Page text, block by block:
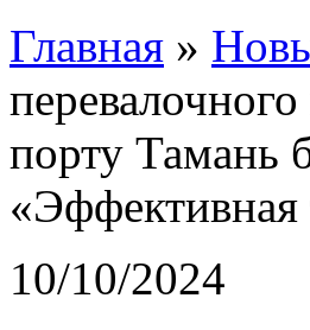
Главная »
порту Тамань
«Эффективная
10/10/2024